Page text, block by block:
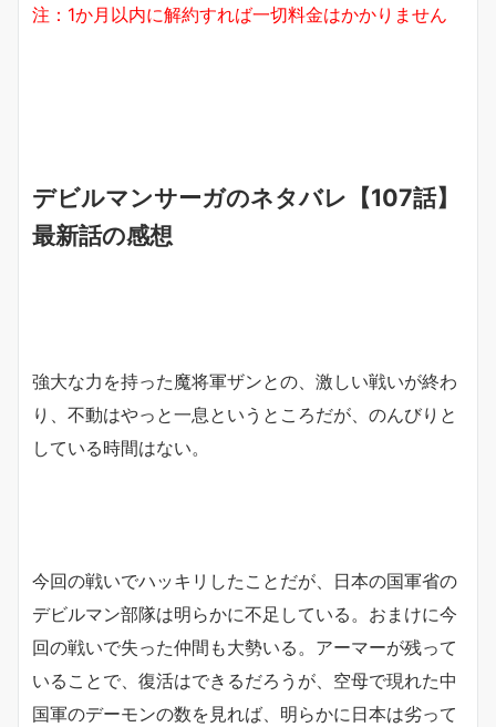
注：1か月以内に解約すれば一切料金はかかりません
デビルマンサーガのネタバレ【107話】
最新話の感想
強大な力を持った魔将軍ザンとの、激しい戦いが終わ
り、不動はやっと一息というところだが、のんびりと
している時間はない。
今回の戦いでハッキリしたことだが、日本の国軍省の
デビルマン部隊は明らかに不足している。おまけに今
回の戦いで失った仲間も大勢いる。アーマーが残って
いることで、復活はできるだろうが、空母で現れた中
国軍のデーモンの数を見れば、明らかに日本は劣って